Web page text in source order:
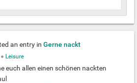
an entry in Gerne nackt
● Leisure
euch allen einen schönen nackten